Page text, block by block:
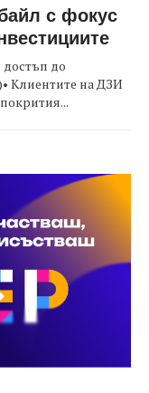
с фокус
до
Клиентите на ДЗИ